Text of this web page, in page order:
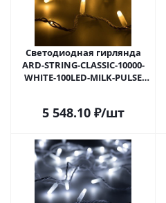
Светодиодная гирлянда
ARD-STRING-CLASSIC-10000-
WHITE-100LED-MILK-PULSE
5 548.10₽/шт